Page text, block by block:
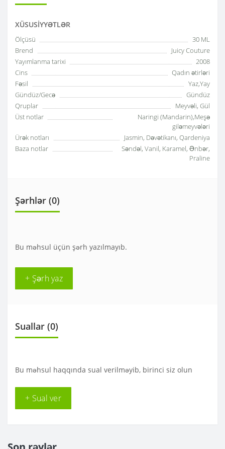
XÜSUSIYYƏTLƏR
Ölçüsü
30 ML
Brend
Juicy Couture
Yayımlanma tarixi
2008
Cins
Qadın ətirləri
Fəsil
Yaz,Yay
Gündüz/Gecə
Gündüz
Qruplar
Meyvəli, Gül
Üst notlar
Naringi (Mandarin),Meşə
giləmeyvələri
Ürək notları
Jasmin, Dəvətikanı, Qardeniya
Baza notlar
Səndəl, Vanil, Karamel, Ənbər,
Praline
Şərhlər (0)
Bu məhsul üçün şərh yazılmayıb.
+ Şərh yaz
Suallar (0)
Bu məhsul haqqında sual verilməyib, birinci siz olun
+ Sual ver